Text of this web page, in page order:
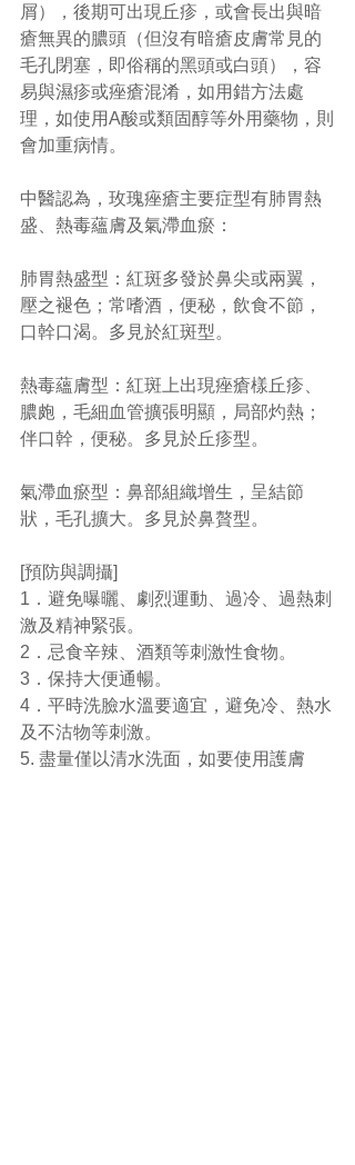
屑），後期可出現丘疹，或會長出與暗
瘡無異的膿頭（但沒有暗瘡皮膚常見的
毛孔閉塞，即俗稱的黑頭或白頭），容
易與濕疹或痤瘡混淆，如用錯方法處
理，如使用A酸或類固醇等外用藥物，則
會加重病情。
中醫認為，玫瑰痤瘡主要症型有肺胃熱
盛、熱毒蘊膚及氣滯血瘀：
肺胃熱盛型：紅斑多發於鼻尖或兩翼，
壓之褪色；常嗜酒，便秘，飲食不節，
口幹口渴。多見於紅斑型。
熱毒蘊膚型：紅斑上出現痤瘡樣丘疹、
膿皰，毛細血管擴張明顯，局部灼熱；
伴口幹，便秘。多見於丘疹型。
氣滯血瘀型：鼻部組織增生，呈結節
狀，毛孔擴大。多見於鼻贅型。
[預防與調攝]
1．避免曝曬、劇烈運動、過冷、過熱刺
激及精神緊張。
2．忌食辛辣、酒類等刺激性食物。
3．保持大便通暢。
4．平時洗臉水溫要適宜，避免冷、熱水
及不沽物等刺激。
5. 盡量僅以清水洗面，如要使用護膚